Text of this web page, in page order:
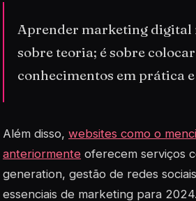
Aprender marketing digital
sobre teoria; é sobre colocar
conhecimentos em prática
Além disso, websites como o
anteriormente oferecem serviços
generation, gestão de redes
essenciais de marketing para